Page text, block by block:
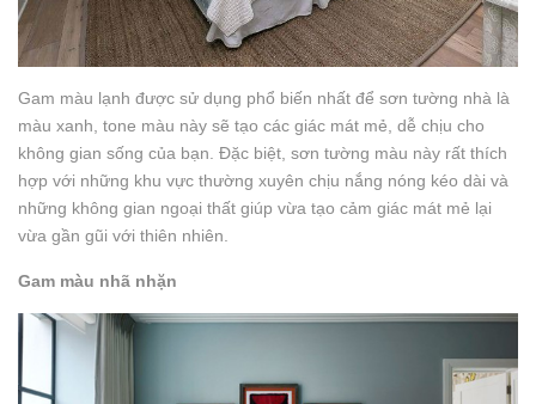
Gam màu lạnh được sử dụng phổ biến nhất để sơn tường nhà là
màu xanh, tone màu này sẽ tạo các giác mát mẻ, dễ chịu cho
không gian sống của bạn. Đặc biệt, sơn tường màu này rất thích
hợp với những khu vực thường xuyên chịu nắng nóng kéo dài và
những không gian ngoại thất giúp vừa tạo cảm giác mát mẻ lại
vừa gần gũi với thiên nhiên.
Gam màu nhã nhặn